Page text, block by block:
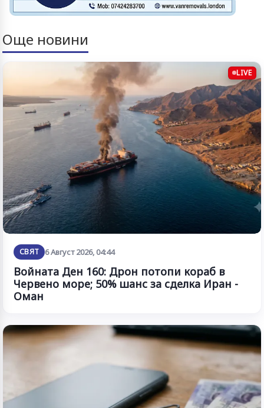
Още новини
LIVE
СВЯТ 6 Август 2026, 04:44
Войната Ден 160: Дрон потопи кораб в
Червено море; 50% шанс за сделка Иран -
Оман